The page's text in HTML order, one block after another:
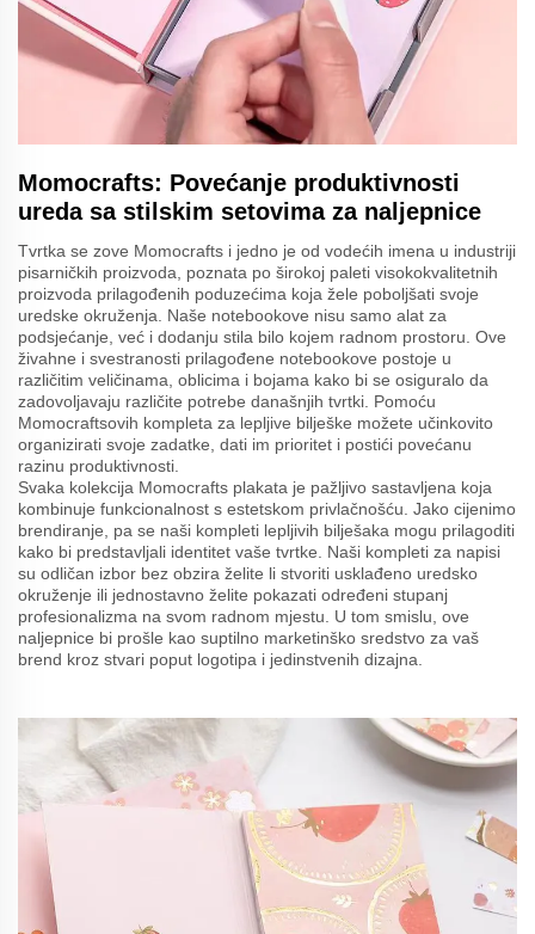
Momocrafts: Povećanje produktivnosti
ureda sa stilskim setovima za naljepnice
Tvrtka se zove Momocrafts i jedno je od vodećih imena u industriji
pisarničkih proizvoda, poznata po širokoj paleti visokokvalitetnih
proizvoda prilagođenih poduzećima koja žele poboljšati svoje
uredske okruženja. Naše notebookove nisu samo alat za
podsjećanje, već i dodanju stila bilo kojem radnom prostoru. Ove
živahne i svestranosti prilagođene notebookove postoje u
različitim veličinama, oblicima i bojama kako bi se osiguralo da
zadovoljavaju različite potrebe današnjih tvrtki. Pomoću
Momocraftsovih kompleta za lepljive bilješke možete učinkovito
organizirati svoje zadatke, dati im prioritet i postići povećanu
razinu produktivnosti.
Svaka kolekcija Momocrafts plakata je pažljivo sastavljena koja
kombinuje funkcionalnost s estetskom privlačnošću. Jako cijenimo
brendiranje, pa se naši kompleti lepljivih bilješaka mogu prilagoditi
kako bi predstavljali identitet vaše tvrtke. Naši kompleti za napisi
su odličan izbor bez obzira želite li stvoriti usklađeno uredsko
okruženje ili jednostavno želite pokazati određeni stupanj
profesionalizma na svom radnom mjestu. U tom smislu, ove
naljepnice bi prošle kao suptilno marketinško sredstvo za vaš
brend kroz stvari poput logotipa i jedinstvenih dizajna.